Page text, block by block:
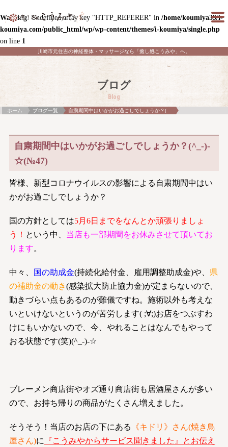
Warning: Undefined array key "HTTP_REFERER" in /home/koumiya39/i-
koumiya.com/public_html/wp/wp-content/themes/i-koumiya/single.php
on line 1
川崎市元住吉の神経整体・マッサージなら「癒し処こうみや」へ。
ブログ
Blog
ホーム ブログ一覧 自粛期間中はいかがお過ごしでしょうか？(...
自粛期間中はいかがお過ごしでしょうか？(^_-)-
☆(№47)
皆様、新型コロナウイルスの影響による自粛期間中はい
かがお過ごしでしょうか？
国の方針としては5月6日までをなんとか頑張りましょ
う！ という中、 当店も一部期間をお休みさせて頂いてお
ります。
中々、 国の助成金(持続化給付金、雇用調整助成金)や、 県
の補助金の動き(感染拡大防止協力金)が定まらないので、
動きづらい点もあるのが難儀ですね。施術以外も考えな
いといけないというのが苦労します( ;∀;)お店をつぶすわ
けにもいかないので、今、やれることはなんでもやって
おる状態です(笑)(^_-)-☆
ブレーメン商店街やオズ通り商店街も居酒屋さんが多い
ので、お持ち帰りの商品がたくさん増えました。
そうそう！当店のお店の下にある
《キドリ》さん(焼き鳥
屋さん)に
『こうみやからサービス聞きました』とお伝え